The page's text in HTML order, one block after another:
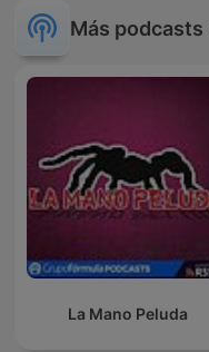
Más podcasts
La Mano Peluda